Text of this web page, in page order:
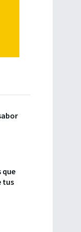
que
tus